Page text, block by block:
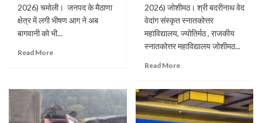
2026) चमोली। जनपद के मैठाणा
क्षेत्र में लगी भीषण आग ने अब
बागवानी को भी...
Read More
2026) जोशीमठ। श्री बदरीनाथ वेद
वेदांग संस्कृत स्नातकोत्तर
महाविद्यालय, ज्योतिर्मठ , राजकीय
स्नातकोत्तर महाविद्यालय जोशीमठ...
Read More